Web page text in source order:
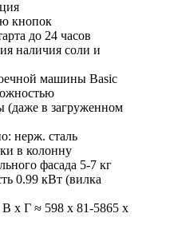
кнопок
до 24 часов
наличия соли и
машины Basic
(даже в загруженном
нерж. сталь
в колонну
фасада 5-7 кг
0.99 кВт (вилка
х Г ≈ 598 x 81-5865 x